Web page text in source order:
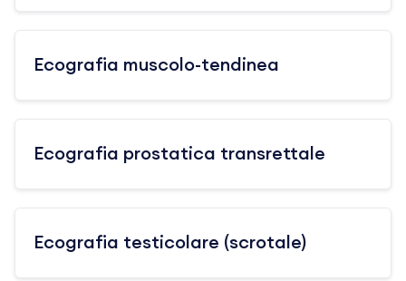
Ecografia muscolo-tendinea
Ecografia prostatica transrettale
Ecografia testicolare (scrotale)